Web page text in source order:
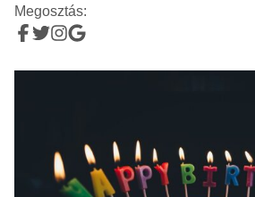
Megosztás: